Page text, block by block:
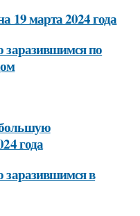
19 марта 2024 года
заразившимся по
года
заразившимся в